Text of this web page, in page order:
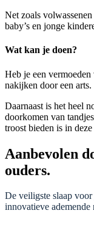
Net zoals
baby’s en jonge
Wat kan je doen?
Heb je een
nakijken door een arts.
Daarnaast is het heel
doorkomen van
troost bieden is in
Aanbevolen
ouders.
De veiligste slaap
innovatieve ademende